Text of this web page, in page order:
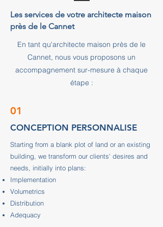
Les services de votre architecte maison
près de le Cannet
En tant qu'architecte maison près de le
Cannet, nous vous proposons un
accompagnement sur-mesure à chaque
étape :
01
CONCEPTION PERSONNALISE
Starting from a blank plot of land or an existing
building, we transform our clients' desires and
needs, initially into plans:
Implementation
Volumetrics
Distribution
Adequacy